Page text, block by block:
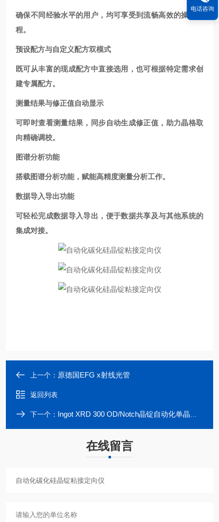
确保不同经验水平的用户，均可享受到流畅高效的操作流
程。
预设配方与自定义配方双模式
既可从丰富的现成配方中直接选用，也可根据特定需求创
建专属配方。
测量结果与修正值自动显示
可即时查看测量结果，同步自动生成修正值，助力晶格取
向精确调校。
图谱分析功能
搭载图谱分析功能，赋能高精度测量分析工作。
数据导入导出功能
可轻松完成数据导入导出，便于数据共享及与其他系统的
集成对接。
上一个： 原德国EFG x射线光管
返回列表
下一个： Ingot XRD 300 OD/Notch晶锭自动化单晶定向系统
在线留言
电话咨询